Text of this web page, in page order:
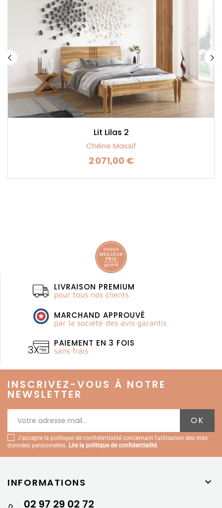
Lit Lilas 2
Chêne Massif
Prix
2 071,00 €
LIVRAISON PREMIUM
pour tous nos clients
MARCHAND APPROUVÉ
par la société des avis garantis
PAIEMENT EN 3 FOIS
sans frais
INSCRIVEZ-VOUS À NOTRE
NEWSLETTER
J'accepte la politique de confidentialité concernant l'utilisation des mes
données personnelles. Lire la politique de confidentialité.
INFORMATIONS 
02 97 29 02 72